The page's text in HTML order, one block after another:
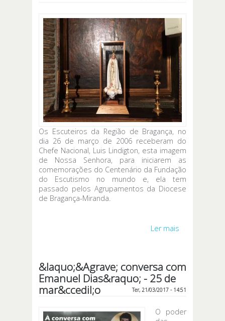
Os Escuteiros da Região de Bragança, no
dia 26 de março de 2006 receberam do
Chefe Nacional, Luis Lindigton, esta imagem
de Nossa Senhora, para iniciarem as
comemorações do Centenário da Fundação
do Escutismo no mundo e, ela tem
passado pelos Agrupamentos da Diocese
de Bragança-Miranda.
Ler mais
Peregrina de
Senhora
&laquo;&Agrave; conversa com
Emanuel Dias&raquo; - 25 de
mar&ccedil;o
Ter, 21/03/2017 - 14:51
O poder